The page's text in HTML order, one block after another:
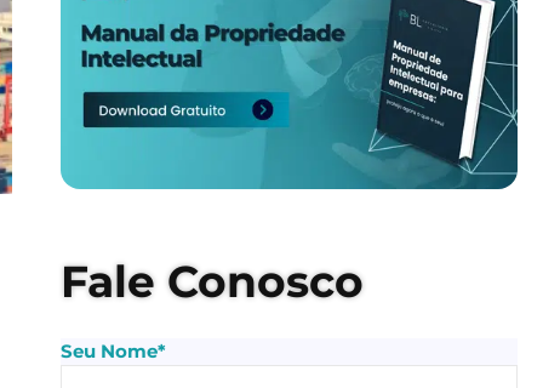
Fale Conosco
Seu Nome*